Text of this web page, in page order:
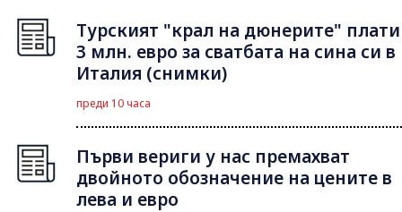
Турският "крал на дюнерите" плати
3 млн. евро за сватбата на сина си в
Италия (снимки)
преди 10 часа
Първи вериги у нас премахват
двойното обозначение на цените в
лева и евро